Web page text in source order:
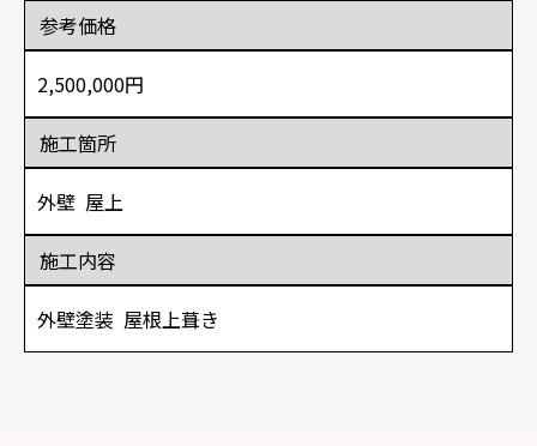
参考価格
2,500,000円
施工箇所
外壁 屋上
施工内容
外壁塗装 屋根上葺き